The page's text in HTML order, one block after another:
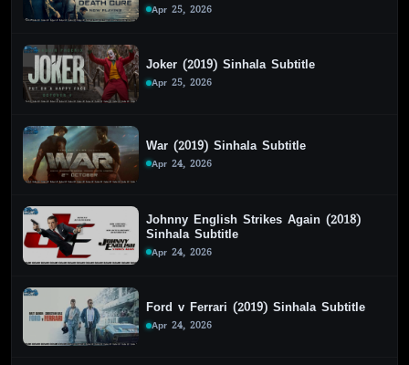
Apr 25, 2026
Joker (2019) Sinhala Subtitle
Apr 25, 2026
War (2019) Sinhala Subtitle
Apr 24, 2026
Johnny English Strikes Again (2018)
Sinhala Subtitle
Apr 24, 2026
Ford v Ferrari (2019) Sinhala Subtitle
Apr 24, 2026